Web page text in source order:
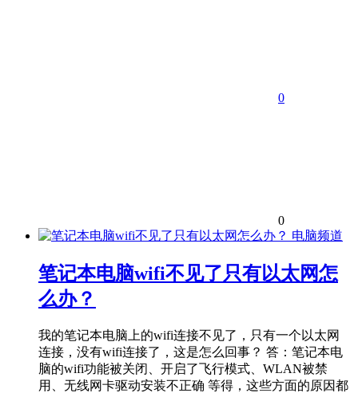
0
0
电脑频道
笔记本电脑wifi不见了只有以太网怎
么办？
我的笔记本电脑上的wifi连接不见了，只有一个以太网
连接，没有wifi连接了，这是怎么回事？ 答：笔记本电
脑的wifi功能被关闭、开启了飞行模式、WLAN被禁
用、无线网卡驱动安装不正确 等得，这些方面的原因都